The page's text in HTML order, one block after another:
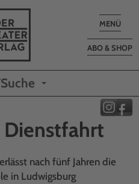
Toggle
MENÜ
ABO & SHOP
Dienstfahrt
nach fünf Jahren die
in Ludwigsburg